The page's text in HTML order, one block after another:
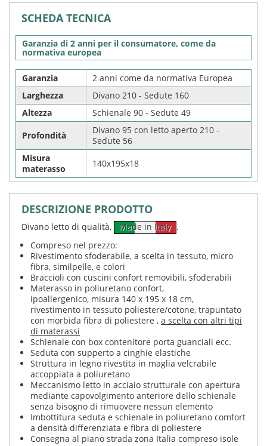
SCHEDA TECNICA
Garanzia di 2 anni per il consumatore, come da
normativa europea
Garanzia
2 anni come da normativa Europea
Larghezza
Divano 210 - Sedute 160
Altezza
Schienale 90 - Sedute 49
Profondità
Divano 95 con letto aperto 210 -
Sedute 56
Misura
materasso
140x195x18
DESCRIZIONE PRODOTTO
Divano letto di qualità, Made in Italy .
Compreso nel prezzo:
Rivestimento sfoderabile, a scelta in tessuto, micro
fibra, similpelle, e colori
Braccioli con cuscini confort removibili, sfoderabili
Materasso in poliuretano confort,
ipoallergenico, misura 140 x 195 x 18 cm,
rivestimento in tessuto poliestere/cotone, trapuntato
con morbida fibra di poliestere , a scelta con altri tipi
di materassi
Schienale con box contenitore porta guanciali ecc.
Seduta con supperto a cinghie elastiche
Struttura in legno rivestita in maglia velcrabile
accoppiata a poliuretano
Meccanismo letto in acciaio strutturale con apertura
mediante capovolgimento anteriore dello schienale
senza bisogno di rimuovere nessun elemento
Imbottitura seduta e schienale in poliuretano comfort
a densità differenziata e fibra di poliestere
Consegna al piano strada zona Italia compreso isole